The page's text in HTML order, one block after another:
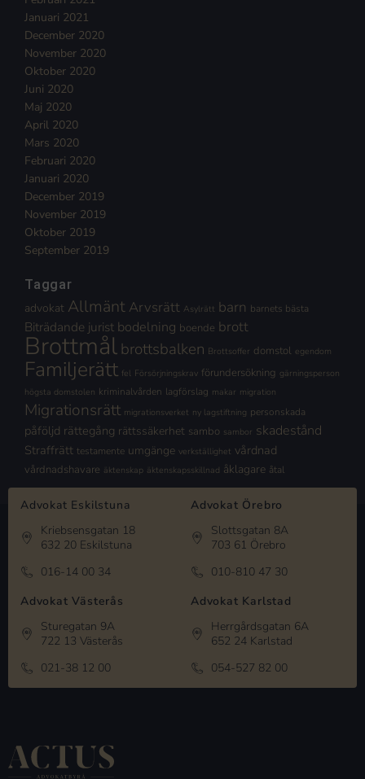
Januari 2021
December 2020
November 2020
Oktober 2020
Juni 2020
Maj 2020
April 2020
Mars 2020
Februari 2020
Januari 2020
December 2019
November 2019
Oktober 2019
September 2019
Taggar
advokat Allmänt Arvsrätt Asylrätt barn barnets bästa
Biträdande jurist bodelning boende brott
Brottmålbrottsbalken Brottsoffer domstol egendom
Familjerätt fel Försörjningskrav förundersökning gärningsperson
högsta domstolen kriminalvården lagförslag makar migration
Migrationsrätt migrationsverket ny lagstiftning personskada
påföljd rättegång rättssäkerhet sambo sambor skadestånd
Straffrätt testamente umgänge verkställighet vårdnad
vårdnadshavare äktenskap äktenskapsskillnad åklagare åtal
Advokat Eskilstuna
Kriebsensgatan 18
632 20 Eskilstuna
016-14 00 34
Advokat Örebro
Slottsgatan 8A
703 61 Örebro
010-810 47 30
Advokat Västerås
Sturegatan 9A
722 13 Västerås
021-38 12 00
Advokat Karlstad
Herrgårdsgatan 6A
652 24 Karlstad
054-527 82 00